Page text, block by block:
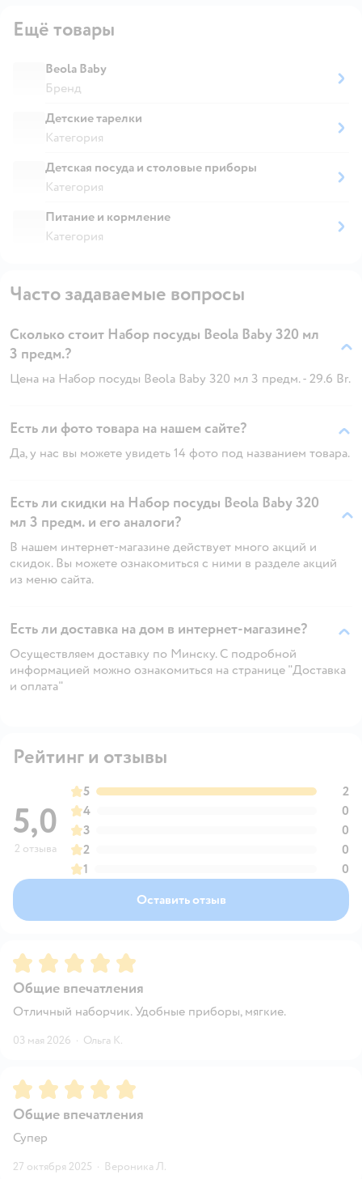
Ещё товары
Beola Baby
Бренд
Детские тарелки
Категория
Детская посуда и столовые приборы
Категория
Питание и кормление
Категория
Часто задаваемые вопросы
Сколько стоит Набор посуды Beola Baby 320 мл
3 предм.?
Цена на Набор посуды Beola Baby 320 мл 3 предм. - 29.6 Br.
Есть ли фото товара на нашем сайте?
Да, у нас вы можете увидеть 14 фото под названием товара.
Есть ли скидки на Набор посуды Beola Baby 320
мл 3 предм. и его аналоги?
В нашем интернет-магазине действует много акций и
скидок. Вы можете ознакомиться с ними в разделе акций
из меню сайта.
Есть ли доставка на дом в интернет-магазине?
Осуществляем доставку по Минску. С подробной
информацией можно ознакомиться на странице "Доставка
и оплата"
Рейтинг и отзывы
5,0
2 отзыва
5
2
4
0
3
0
2
0
1
0
Оставить отзыв
Рейтинг:5
Общие впечатления
Отличный наборчик. Удобные приборы, мягкие.
03 мая 2026 · Ольга К.
Рейтинг:5
Общие впечатления
Супер
27 октября 2025 · Вероника Л.